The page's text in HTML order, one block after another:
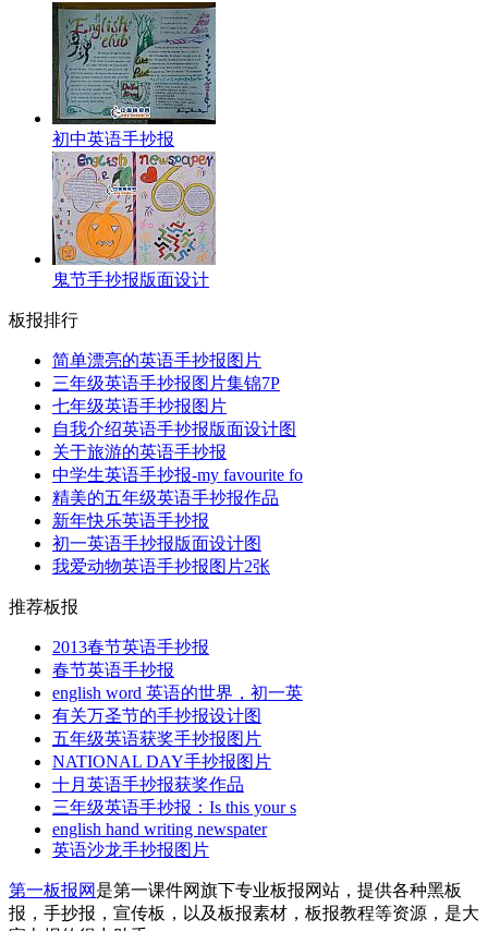
初中英语手抄报
鬼节手抄报版面设计
板报排行
简单漂亮的英语手抄报图片
三年级英语手抄报图片集锦7P
七年级英语手抄报图片
自我介绍英语手抄报版面设计图
关于旅游的英语手抄报
中学生英语手抄报-my favourite fo
精美的五年级英语手抄报作品
新年快乐英语手抄报
初一英语手抄报版面设计图
我爱动物英语手抄报图片2张
推荐板报
2013春节英语手抄报
春节英语手抄报
english word 英语的世界，初一英
有关万圣节的手抄报设计图
五年级英语获奖手抄报图片
NATIONAL DAY手抄报图片
十月英语手抄报获奖作品
三年级英语手抄报：Is this your s
english hand writing newspater
英语沙龙手抄报图片
第一板报网 是第一课件网旗下专业板报网站，提供各种黑板
报，手抄报，宣传板，以及板报素材，板报教程等资源，是大